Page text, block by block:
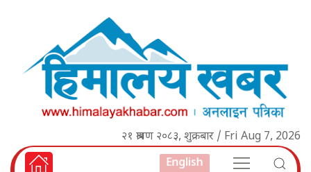
२१ श्रावण २०८३, शुक्रबार / Fri Aug 7, 2026
English